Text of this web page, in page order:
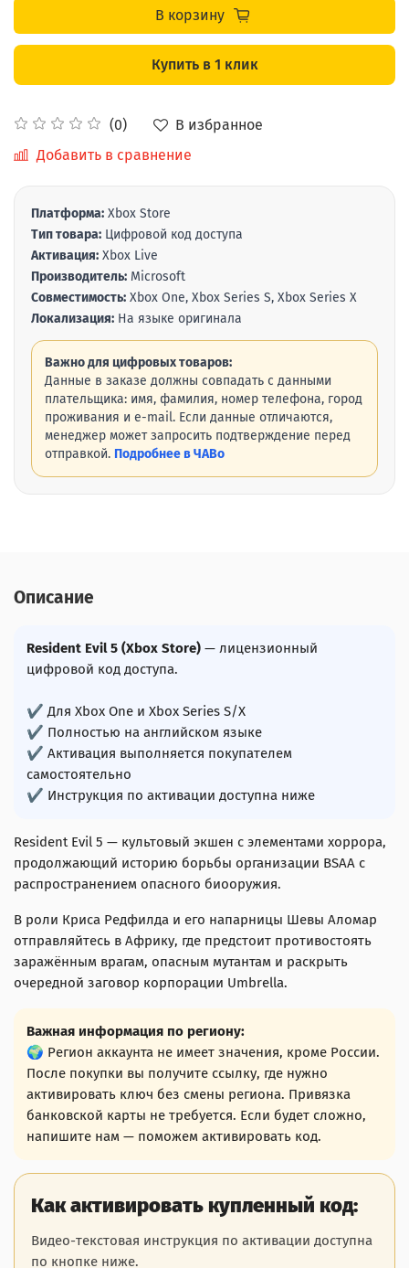
(0)
В избранное
Добавить в сравнение
В корзину
Купить в 1 клик
Платформа: Xbox Store
Тип товара: Цифровой код доступа
Активация: Xbox Live
Производитель: Microsoft
Совместимость: Xbox One, Xbox Series S, Xbox Series X
Локализация: На языке оригинала
Важно для цифровых товаров:
Данные в заказе должны совпадать с данными
плательщика: имя, фамилия, номер телефона, город
проживания и e-mail. Если данные отличаются,
менеджер может запросить подтверждение перед
отправкой. Подробнее в ЧАВо
Описание
Resident Evil 5 (Xbox Store) — лицензионный
цифровой код доступа.
✔ Для Xbox One и Xbox Series S/X
✔ Полностью на английском языке
✔ Активация выполняется покупателем
самостоятельно
✔ Инструкция по активации доступна ниже
Resident Evil 5 — культовый экшен с элементами хоррора,
продолжающий историю борьбы организации BSAA с
распространением опасного биооружия.
В роли Криса Редфилда и его напарницы Шевы Аломар
отправляйтесь в Африку, где предстоит противостоять
заражённым врагам, опасным мутантам и раскрыть
очередной заговор корпорации Umbrella.
Важная информация по региону:
🌍 Регион аккаунта не имеет значения, кроме России.
После покупки вы получите ссылку, где нужно
активировать ключ без смены региона. Привязка
банковской карты не требуется. Если будет сложно,
напишите нам — поможем активировать код.
Как активировать купленный код:
Видео-текстовая инструкция по активации доступна
по кнопке ниже.